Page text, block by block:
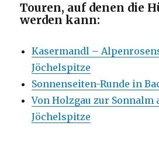
Touren, auf denen die
werden kann:
Kasermandl –
Jöchelspitze
Sonnenseiten-Runde in
Von Holzgau zur Sonnalm
Jöchelspitze